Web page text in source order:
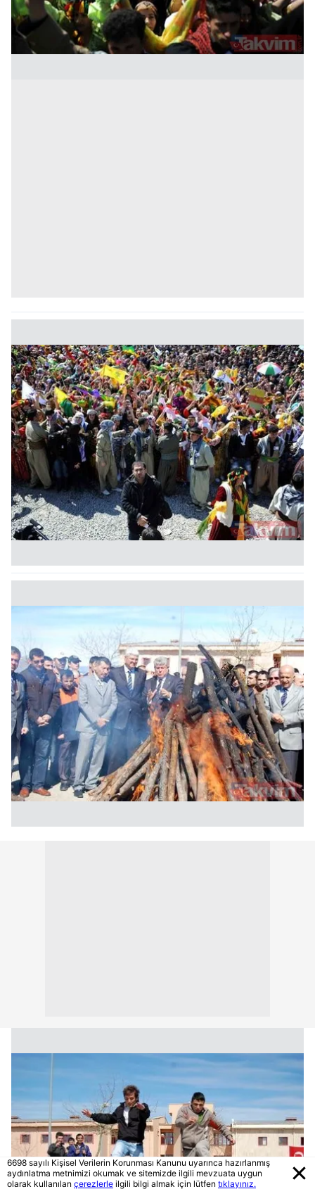
6698 sayılı Kişisel Verilerin Korunması Kanunu uyarınca hazırlanmış
aydınlatma metnimizi okumak ve sitemizde ilgili mevzuata uygun
olarak kullanılan çerezlerle ilgili bilgi almak için lütfen tıklayınız.